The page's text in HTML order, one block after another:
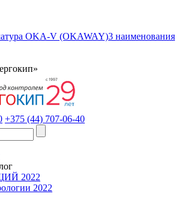
OKA-V (OKAWAY)3 наименования
+375 (44) 707-06-40
2022
2022